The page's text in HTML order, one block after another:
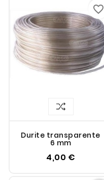
Durite transparente
6 mm
4,00 €
favorite_border